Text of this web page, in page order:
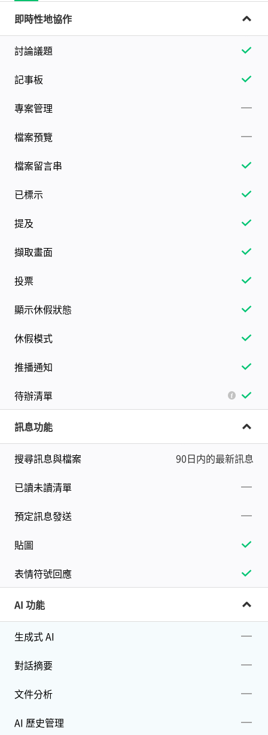
即時性地協作
討論議題
記事板
專案管理
檔案預覽
檔案留言串
已標示
提及
擷取畫面
投票
顯示休假狀態
休假模式
推播通知
待辦清單
訊息功能
搜尋訊息與檔案
90日内的最新訊息
已讀未讀清單
預定訊息發送
貼圖
表情符號回應
AI 功能
生成式 AI
對話摘要
文件分析
AI 歷史管理